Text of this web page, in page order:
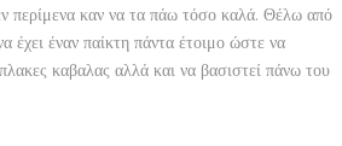
περίμενα καν να τα πάω τόσο καλά. Θέλω από
έναν παίκτη πάντα έτοιμο ώστε να
καβαλας αλλά και να βασιστεί πάνω του